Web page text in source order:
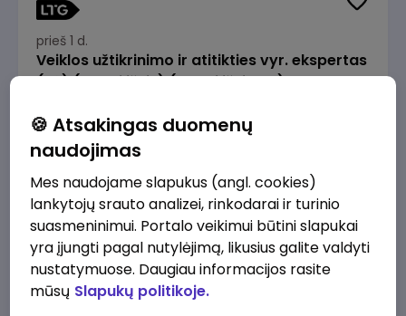
prieš 1 d.
Veiklos užtikrinimo ir atitikties vyr. ekspertas
(-ė) (Radviliškis) (Radviliškis, LT)
2610 - 3910 €/mėn.
prieš 1 d.
Veiklos užtikrinimo ir atitikties vyr. ekspertas
(-ė) (Kaunas) (Kaunas, LT)
🍪 Atsakingas duomenų
naudojimas
Mes naudojame slapukus (angl. cookies)
lankytojų srauto analizei, rinkodarai ir turinio
suasmeninimui. Portalo veikimui būtini slapukai
yra įjungti pagal nutylėjimą, likusius galite valdyti
nustatymuose. Daugiau informacijos rasite
mūsų Slapukų politikoje.